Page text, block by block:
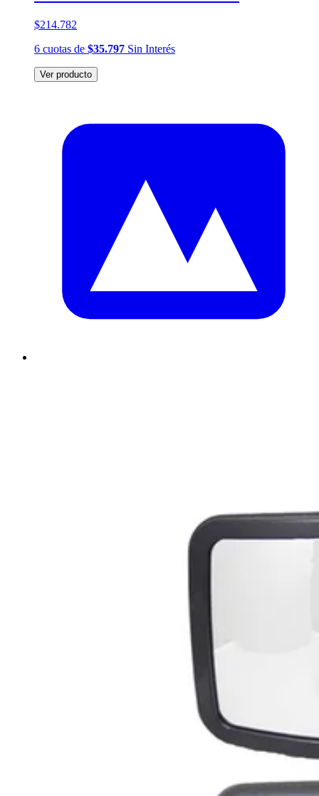
$214.782
6 cuotas de $35.797 Sin Interés
Ver producto